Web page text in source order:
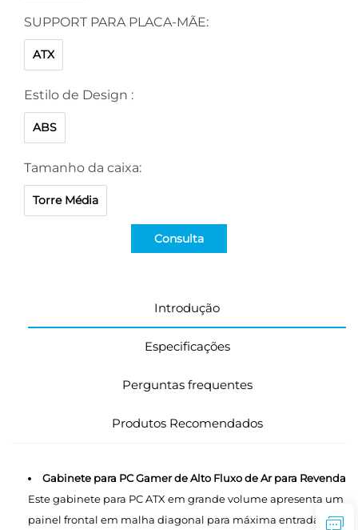
SUPPORT PARA PLACA-MÃE:
ATX
Estilo de Design :
ABS
Tamanho da caixa:
Torre Média
Consulta
Introdução
Especificações
Perguntas frequentes
Produtos Recomendados
Gabinete para PC Gamer de Alto Fluxo de Ar para Revenda
Este gabinete para PC ATX em grande volume apresenta um
painel frontal em malha diagonal para máxima entrada de